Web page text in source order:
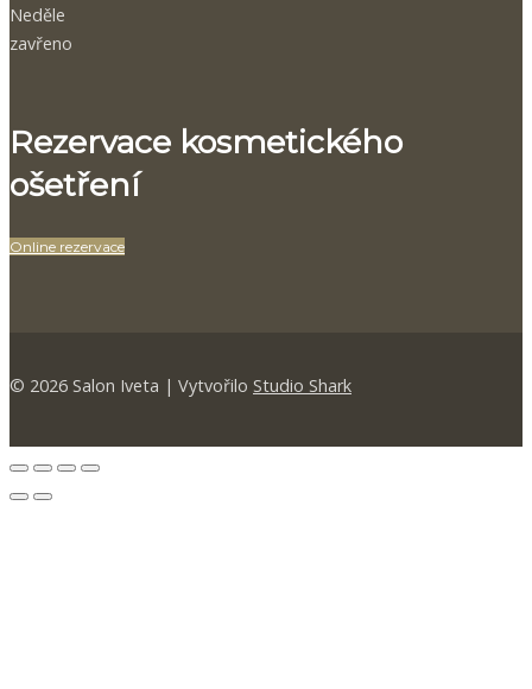
Neděle
zavřeno
Rezervace kosmetického
ošetření
Online rezervace
© 2026 Salon Iveta | Vytvořilo Studio Shark